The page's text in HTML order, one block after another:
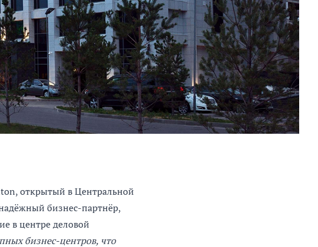
открытый в Центральной
бизнес-партнёр,
в центре деловой
бизнес-центров, что